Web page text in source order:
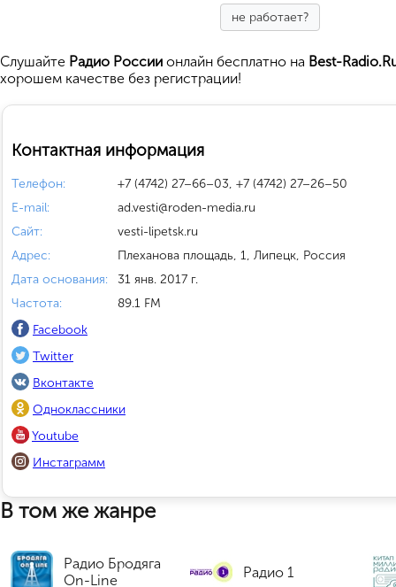
не работает?
Cлушайте Радио России онлайн бесплатно на Best-
хорошем качестве без регистрации!
Контактная информация
Телефон:
+7 (4742) 27–66–03, +7 (4742) 27–26–50
E-mail:
ad.vesti@roden-media.ru
Сайт:
vesti-lipetsk.ru
Адрес:
Плеханова площадь, 1, Липецк, Россия
Дата основания:
31 янв. 2017 г.
Частота:
89.1 FM
Facebook
Twitter
Вконтакте
Одноклассники
Youtube
Инстаграмм
В том же жанре
Радио Бродяга
On-Line
Радио 1